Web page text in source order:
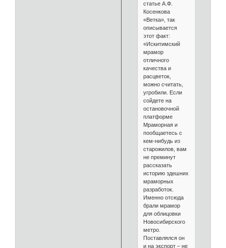
статье А.Ф.
Косенкова
«Ветка», так
описывается
этот факт:
«Искитимский
мрамор
отличного
качества и
расцветок,
можно считать,
угробили. Если
сойдете на
остановочной
платформе
Мраморная и
пообщаетесь с
кем-нибудь из
старожилов, вам
не преминут
рассказать
историю здешних
мраморных
разработок.
Именно отсюда
брали мрамор
для облицовки
Новосибирского
метро.
Поставлялся он
и на экспорт – не